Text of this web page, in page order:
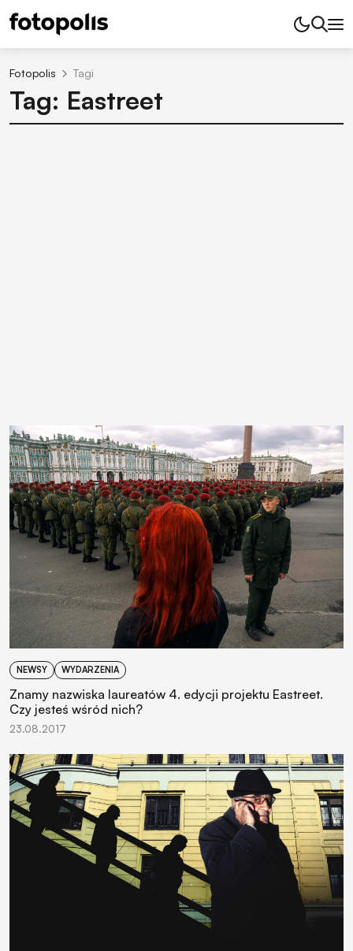
Fotopolis Tagi
Tag: Eastreet
NEWSY WYDARZENIA
Znamy nazwiska laureatów 4. edycji projektu Eastreet.
Czy jesteś wśród nich?
23.08.2017